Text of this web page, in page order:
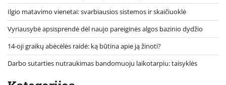
Ilgio matavimo vienetai: svarbiausios sistemos ir skaičiuoklė
Vyriausybė apsisprendė dėl naujo pareiginės algos bazinio dydžio
14-oji graikų abėcėlės raidė: ką būtina apie ją žinoti?
Darbo sutarties nutraukimas bandomuoju laikotarpiu: taisyklės